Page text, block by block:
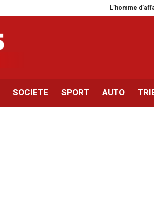
L’homme d’affaires
SOCIETE SPORT AUTO